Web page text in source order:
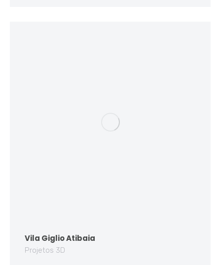
Vila Giglio Atibaia
Projetos 3D